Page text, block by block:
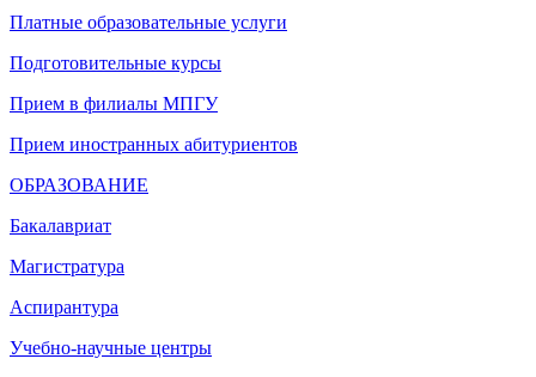
Платные образовательные услуги
Подготовительные курсы
Прием в филиалы МПГУ
Прием иностранных абитуриентов
ОБРАЗОВАНИЕ
Бакалавриат
Магистратура
Аспирантура
Учебно-научные центры